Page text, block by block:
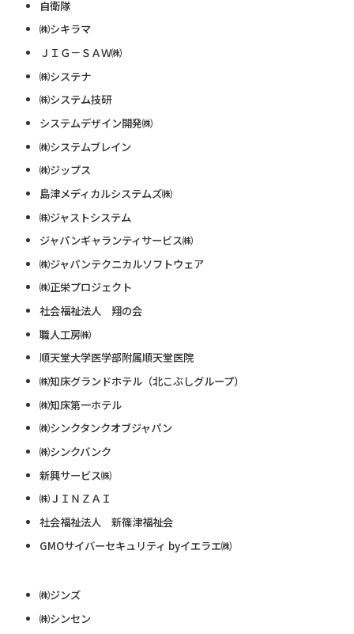
自衛隊
㈱シキラマ
ＪＩＧ－ＳＡＷ㈱
㈱システナ
㈱システム技研
システムデザイン開発㈱
㈱システムブレイン
㈱ジップス
島津メディカルシステムズ㈱
㈱ジャストシステム
ジャパンギャランティサービス㈱
㈱ジャパンテクニカルソフトウェア
㈱正栄プロジェクト
社会福祉法人 翔の会
職人工房㈱
順天堂大学医学部附属順天堂医院
㈱知床グランドホテル（北こぶしグループ）
㈱知床第一ホテル
㈱シンクタンクオブジャパン
㈱シンクバンク
新興サービス㈱
㈱ＪＩＮＺＡＩ
社会福祉法人 新篠津福祉会
GMOサイバーセキュリティ byイエラエ㈱
㈱ジンズ
㈱シンセン